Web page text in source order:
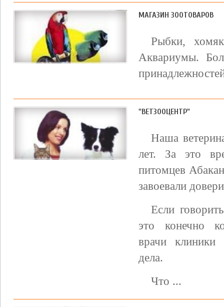
МАГАЗИН ЗООТОВАРОВ
Рыбки,
Аквариумы.
"ВЕТЗООЦЕНТР"
Наша
лет. За это
питомцев
завоевали
Если
это конечно
врачи клиники
дела.
Что ...